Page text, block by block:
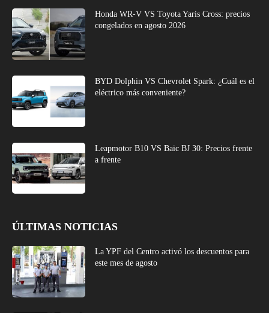
Honda WR-V VS Toyota Yaris Cross: precios
congelados en agosto 2026
BYD Dolphin VS Chevrolet Spark: ¿Cuál es el
eléctrico más conveniente?
Leapmotor B10 VS Baic BJ 30: Precios frente
a frente
ÚLTIMAS NOTICIAS
La YPF del Centro activó los descuentos para
este mes de agosto